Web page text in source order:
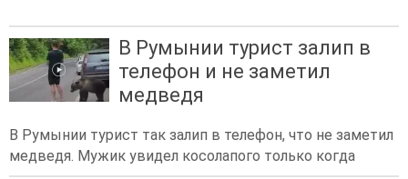
В Румынии турист залип в
телефон и не заметил
медведя
В Румынии турист так залип в телефон, что не заметил
медведя. Мужик увидел косолапого только когда